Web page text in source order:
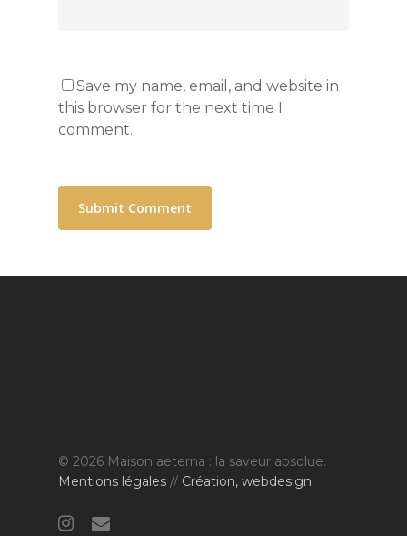
Save my name, email, and website in
this browser for the next time I
comment.
© 2026 Maison aeterna : la saveur absolue.
Mentions légales // Création, webdesign
instagram
email